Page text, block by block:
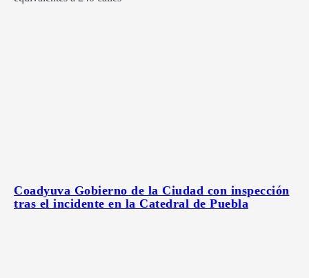
Coadyuva Gobierno de la Ciudad con inspección
tras el incidente en la Catedral de Puebla